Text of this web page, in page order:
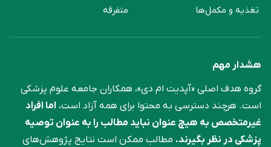
تغذیه و مکمل‌ها
متفرقه
هشدار مهم
گروه هدف اصلی «آپدیت ام دی»، همکاران جامعه علوم ‌پزشکی
است. هرچند دسترسی به محتوا برای همه آزاد است، اما افراد
غیرمتخصص به هیچ عنوان نباید مطالب را به عنوان توصیه
پزشکی در نظر بگیرند. مطالب ممکن است نتایج پژوهش‌های